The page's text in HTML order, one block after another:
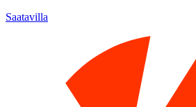
Saatavilla